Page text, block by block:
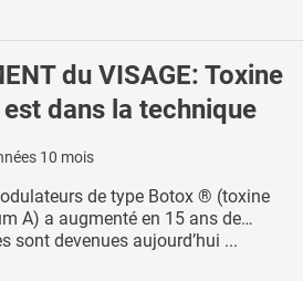
du VISAGE: Toxine
dans la technique
10 mois
de type Botox ® (toxine
A) a augmenté en 15 ans de…
sont devenues aujourd’hui ...